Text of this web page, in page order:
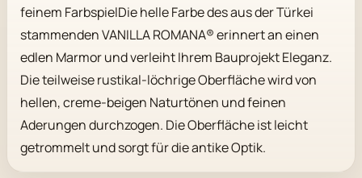
feinem FarbspielDie helle Farbe des aus der Türkei
stammenden VANILLA ROMANA® erinnert an einen
edlen Marmor und verleiht Ihrem Bauprojekt Eleganz.
Die teilweise rustikal-löchrige Oberfläche wird von
hellen, creme-beigen Naturtönen und feinen
Aderungen durchzogen. Die Oberfläche ist leicht
getrommelt und sorgt für die antike Optik.